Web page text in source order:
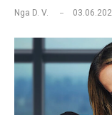
Nga D. V.